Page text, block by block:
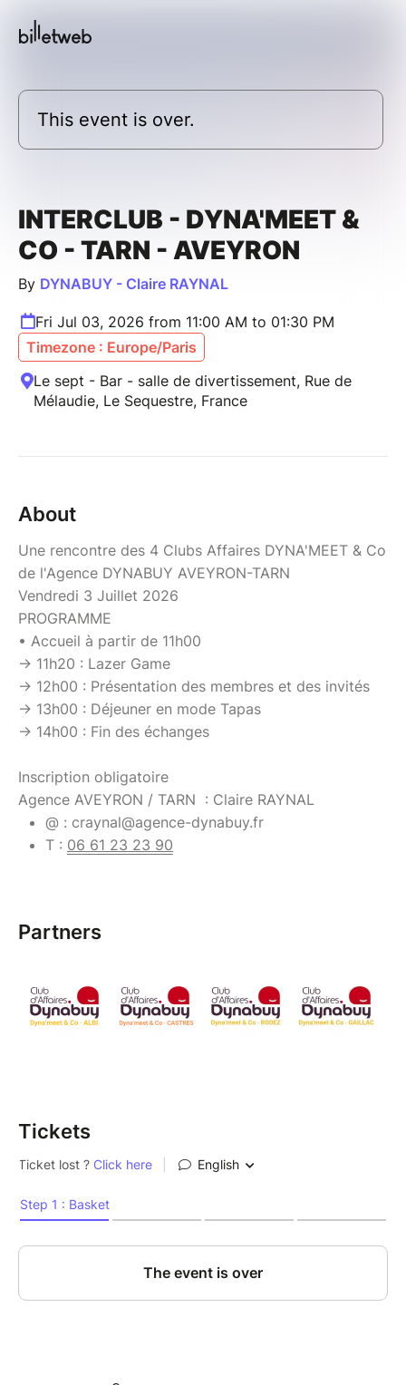
This event is over.
INTERCLUB - DYNA'MEET &
CO - TARN - AVEYRON
By DYNABUY - Claire RAYNAL
Fri Jul 03, 2026 from 11:00 AM to 01:30 PM
Timezone : Europe/Paris
Le sept - Bar - salle de divertissement, Rue de
Mélaudie, Le Sequestre, France
About
Une rencontre des 4 Clubs Affaires DYNA'MEET & Co
de l'Agence DYNABUY AVEYRON-TARN
Vendredi 3 Juillet 2026
PROGRAMME
• Accueil à partir de 11h00
-> 11h20 : Lazer Game
-> 12h00 : Présentation des membres et des invités
-> 13h00 : Déjeuner en mode Tapas
-> 14h00 : Fin des échanges
Inscription obligatoire
Agence AVEYRON / TARN : Claire RAYNAL
@ : craynal@agence-dynabuy.fr
T : 06 61 23 23 90
Partners
Tickets